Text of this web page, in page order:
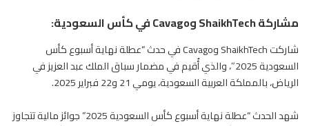
مشاركة ShaikhTech وCavago في كأس السعودية:
شاركت ShaikhTech وCavago في حدث “عطلة نهاية أسبوع كأس
السعودية 2025″، والذي أُقيم في مضمار سباق الملك عبد العزيز في
الرياض، بالمملكة العربية السعودية، يومي 21 و22 فبراير 2025.
شهد الحدث “عطلة نهاية أسبوع كأس السعودية 2025” جوائز مالية تتجاوز